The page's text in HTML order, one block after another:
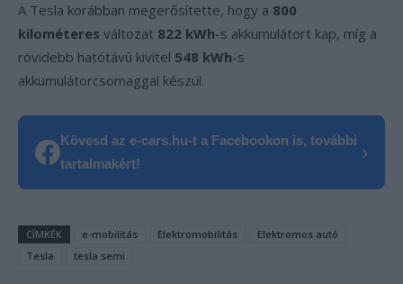
A Tesla korábban megerősítette, hogy a 800
kilométeres változat 822 kWh-s akkumulátort kap, míg a
rövidebb hatótávú kivitel 548 kWh-s
akkumulátorcsomaggal készül.
Kövesd az e-cars.hu-t a Facebookon is, további
tartalmakért!
›
CÍMKÉK e-mobilitás Elektromobilitás
Elektromos autó
Tesla
tesla semi